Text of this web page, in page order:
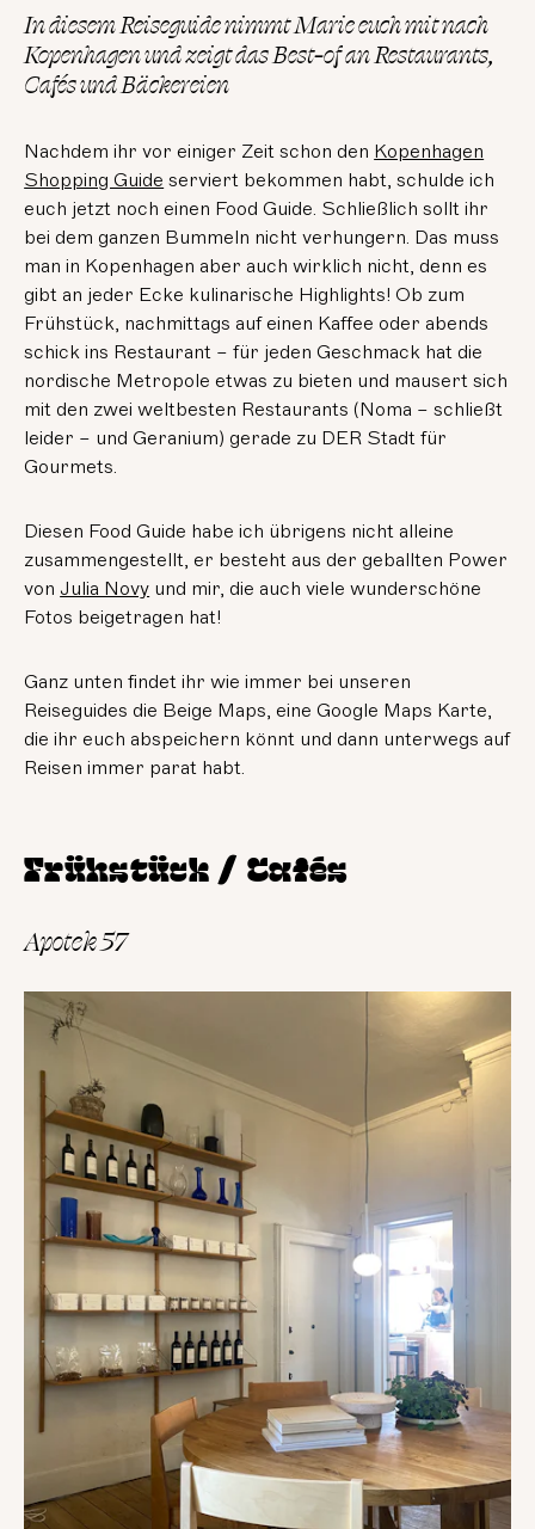
In diesem Reiseguide nimmt Marie euch mit nach
Kopenhagen und zeigt das Best-of an Restaurants,
Cafés und Bäckereien
Nachdem ihr vor einiger Zeit schon den Kopenhagen
Shopping Guide serviert bekommen habt, schulde ich
euch jetzt noch einen Food Guide. Schließlich sollt ihr
bei dem ganzen Bummeln nicht verhungern. Das muss
man in Kopenhagen aber auch wirklich nicht, denn es
gibt an jeder Ecke kulinarische Highlights! Ob zum
Frühstück, nachmittags auf einen Kaffee oder abends
schick ins Restaurant – für jeden Geschmack hat die
nordische Metropole etwas zu bieten und mausert sich
mit den zwei weltbesten Restaurants (Noma – schließt
leider – und Geranium) gerade zu DER Stadt für
Gourmets.
Diesen Food Guide habe ich übrigens nicht alleine
zusammengestellt, er besteht aus der geballten Power
von Julia Novy und mir, die auch viele wunderschöne
Fotos beigetragen hat!
Ganz unten findet ihr wie immer bei unseren
Reiseguides die Beige Maps, eine Google Maps Karte,
die ihr euch abspeichern könnt und dann unterwegs auf
Reisen immer parat habt.
Frühstück / Cafés
Apotek 57